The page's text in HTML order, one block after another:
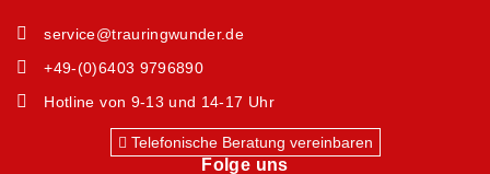
service@trauringwunder.de
+49-(0)6403 9796890
Hotline von 9-13 und 14-17 Uhr
Telefonische Beratung vereinbaren
Folge uns